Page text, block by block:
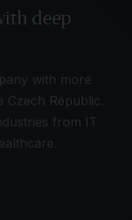
deep
with more
Czech Republic.
from IT